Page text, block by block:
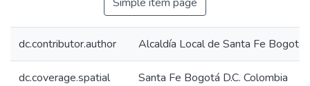
dc.contributor.author Alcaldía Local de Santa Fe Bogotá
dc.coverage.spatial Santa Fe Bogotá D.C. Colombia